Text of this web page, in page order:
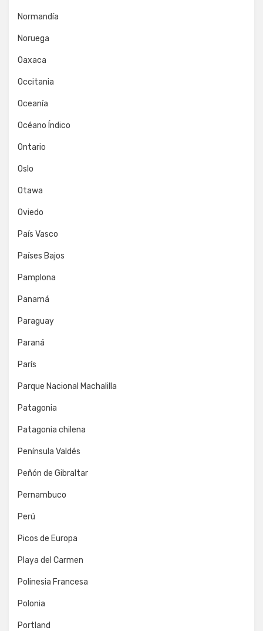
Normandía
Noruega
Oaxaca
Occitania
Oceanía
Océano Índico
Ontario
Oslo
Otawa
Oviedo
País Vasco
Países Bajos
Pamplona
Panamá
Paraguay
Paraná
París
Parque Nacional Machalilla
Patagonia
Patagonia chilena
Península Valdés
Peñón de Gibraltar
Pernambuco
Perú
Picos de Europa
Playa del Carmen
Polinesia Francesa
Polonia
Portland